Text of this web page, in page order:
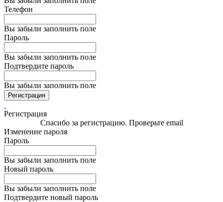
Телефон
Вы забыли заполнить поле
Пароль
Вы забыли заполнить поле
Подтвердите пароль
Вы забыли заполнить поле
Регистрация
Регистрация
Спасибо за регистрацию. Проверьте email
Изменение пароля
Пароль
Вы забыли заполнить поле
Новый пароль
Вы забыли заполнить поле
Подтвердите новый пароль